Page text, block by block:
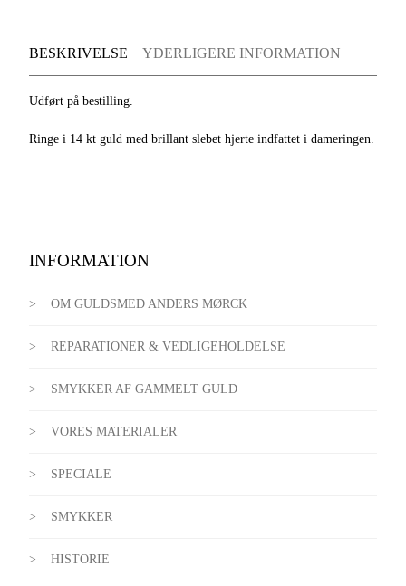
BESKRIVELSE YDERLIGERE INFORMATION
Udført på bestilling.
Ringe i 14 kt guld med brillant slebet hjerte indfattet i dameringen.
INFORMATION
OM GULDSMED ANDERS MØRCK
REPARATIONER & VEDLIGEHOLDELSE
SMYKKER AF GAMMELT GULD
VORES MATERIALER
SPECIALE
SMYKKER
HISTORIE